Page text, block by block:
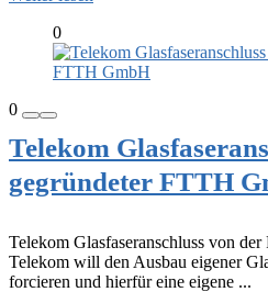
0
0
Telekom
gegründeter FTTH
Telekom Glasfaseranschluss von
Telekom will den Ausbau eigener
forcieren und hierfür eine eigene ...